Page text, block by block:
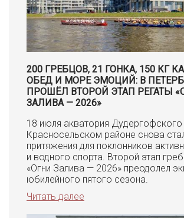
200 ГРЕБЦОВ, 21 ГОНКА, 150 КГ
ОБЕД И МОРЕ ЭМОЦИЙ: В
ПРОШЁЛ ВТОРОЙ ЭТАП РЕГАТЫ
ЗАЛИВА — 2026»
18 июля акватория Дудергофского
Красносельском районе снова
притяжения для поклонников
и водного спорта. Второй этап
«Огни Залива — 2026» преодолел
юбилейного пятого сезона.
Читать далее